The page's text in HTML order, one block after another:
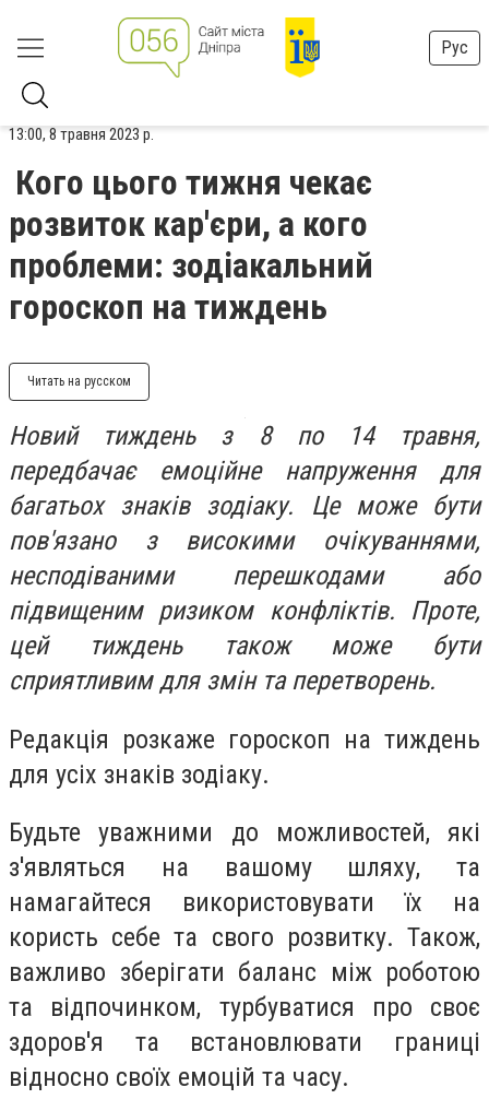
Рус
13:00, 8 травня 2023 р.
Кого цього тижня чекає
розвиток кар'єри, а кого
проблеми: зодіакальний
гороскоп на тиждень
Читать на русском
Новий тиждень з 8 по 14 травня,
передбачає емоційне напруження для
багатьох знаків зодіаку. Це може бути
пов'язано з високими очікуваннями,
несподіваними перешкодами або
підвищеним ризиком конфліктів. Проте,
цей тиждень також може бути
сприятливим для змін та перетворень.
Редакція розкаже гороскоп на тиждень
для усіх знаків зодіаку.
Будьте уважними до можливостей, які
з'являться на вашому шляху, та
намагайтеся використовувати їх на
користь себе та свого розвитку. Також,
важливо зберігати баланс між роботою
та відпочинком, турбуватися про своє
здоров'я та встановлювати границі
відносно своїх емоцій та часу.